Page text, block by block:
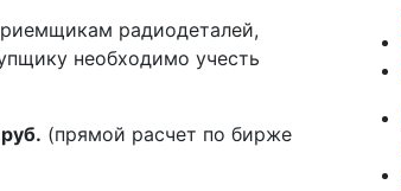
радиодеталей,
необходимо учесть
(прямой расчет по бирже